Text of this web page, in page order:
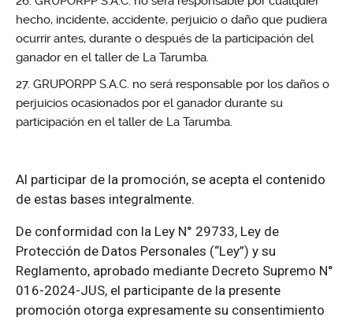
hecho, incidente, accidente, perjuicio o daño que pudiera
ocurrir antes, durante o después de la participación del
ganador en el taller de La Tarumba.
GRUPORPP S.A.C. no será responsable por los daños o
perjuicios ocasionados por el ganador durante su
participación en el taller de La Tarumba.
Al participar de la promoción, se acepta el contenido
de estas bases integralmente.
De conformidad con la Ley N° 29733, Ley de
Protección de Datos Personales (“Ley”) y su
Reglamento, aprobado mediante Decreto Supremo N°
016-2024-JUS, el participante de la presente
promoción otorga expresamente su consentimiento